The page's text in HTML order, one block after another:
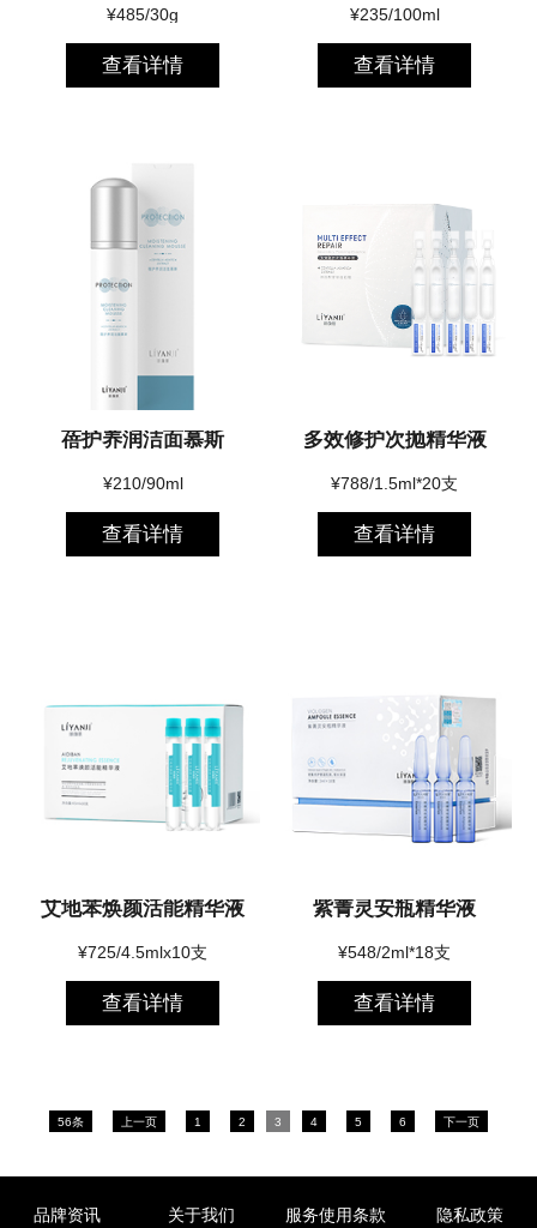
¥485/30g
查看详情
¥235/100ml
查看详情
蓓护养润洁面慕斯
¥210/90ml
查看详情
多效修护次抛精华液
¥788/1.5ml*20支
查看详情
艾地苯焕颜活能精华液
¥725/4.5mlx10支
查看详情
紫菁灵安瓶精华液
¥548/2ml*18支
查看详情
56条 上一页 1 2 3 4 5 6 下一页
品牌资讯 关于我们 服务使用条款 隐私政策